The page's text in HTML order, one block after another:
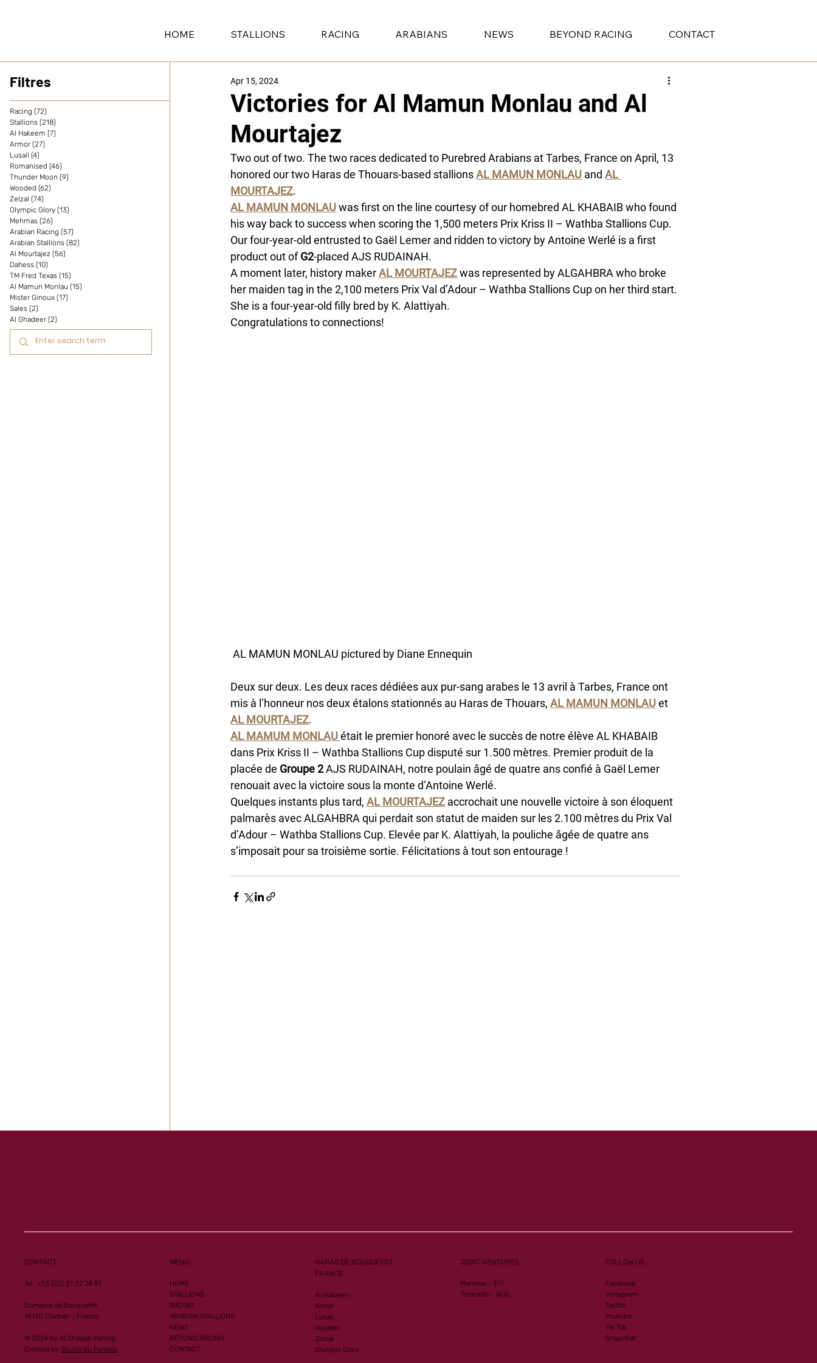
HOME STALLIONS RACING ARABIANS NEWS BEYOND RACING CONTACT
Filtres
Victories for Al Mamun Monlau and Al
Mourtajez
Apr 15, 2024
Two out of two. The two races dedicated to Purebred Arabians at Tarbes, France on April, 13
honored our two Haras de Thouars-based stallions AL MAMUN MONLAU and AL
MOURTAJEZ.
AL MAMUN MONLAU was first on the line courtesy of our homebred AL KHABAIB who found
his way back to success when scoring the 1,500 meters Prix Kriss II – Wathba Stallions Cup.
Our four-year-old entrusted to Gaël Lemer and ridden to victory by Antoine Werlé is a first
product out of G2-placed AJS RUDAINAH.
A moment later, history maker AL MOURTAJEZ was represented by ALGAHBRA who broke
her maiden tag in the 2,100 meters Prix Val d’Adour – Wathba Stallions Cup on her third start.
She is a four-year-old filly bred by K. Alattiyah.
Congratulations to connections!
AL MAMUN MONLAU pictured by Diane Ennequin
Deux sur deux. Les deux races dédiées aux pur-sang arabes le 13 avril à Tarbes, France ont
mis à l’honneur nos deux étalons stationnés au Haras de Thouars, AL MAMUN MONLAU et
AL MOURTAJEZ.
AL MAMUM MONLAU était le premier honoré avec le succès de notre élève AL KHABAIB
dans Prix Kriss II – Wathba Stallions Cup disputé sur 1.500 mètres. Premier produit de la
placée de Groupe 2 AJS RUDAINAH, notre poulain âgé de quatre ans confié à Gaël Lemer
renouait avec la victoire sous la monte d’Antoine Werlé.
Quelques instants plus tard, AL MOURTAJEZ accrochait une nouvelle victoire à son éloquent
palmarès avec ALGAHBRA qui perdait son statut de maiden sur les 2.100 mètres du Prix Val
d’Adour – Wathba Stallions Cup. Elevée par K. Alattiyah, la pouliche âgée de quatre ans
s’imposait pour sa troisième sortie. Félicitations à tout son entourage !
Ginoux records new G1
Performance for Al Mourtajez
homebreds
Racing (72)
Stallions (218)
Al Hakeem (7)
Armor (27)
Lusail (4)
Romanised (46)
Thunder Moon (9)
Wooded (62)
Zelzal (74)
Olympic Glory (13)
Mehmas (26)
Arabian Racing (57)
Arabian Stallions (82)
Al Mourtajez (56)
Dahess (10)
TM Fred Texas (15)
Al Mamun Monlau (15)
Mister Ginoux (17)
Sales (2)
Al Ghadeer (2)
CONTACT
Tel. +33 (0)2 31 32 28 91
Domaine de Bouquetot
14130 Clarbec - France
© 2024 by Al Shaqab Racing.
Created byStudio du Paradis
MENU
HOME
STALLIONS
RACING
ARABIAN STALLIONS
NEWS
BEYOND RACING
CONTACT
HARAS DE BOUQUETOT
FRANCE
Al Hakeem
Armor
Lusail
Wooded
Zelzal
Olympic Glory
JOINT VENTURES
Mehmas - EU
Toronado - AUS
FOLLOW US
Facebook
Instagram
Twitter
Youtube
Tik Tok
Snapchat